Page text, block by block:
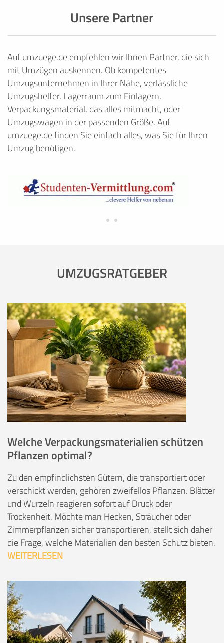
Unsere Partner
Auf umzuege.de empfehlen wir Ihnen Partner, die sich
mit Umzügen auskennen. Ob kompetentes
Umzugsunternehmen in Ihrer Nähe, verlässliche
Umzugshelfer, Lagerraum zum Einlagern,
Verpackungsmaterial, das alles mitmacht, oder
Umzugswagen in der passenden Größe. Auf
umzuege.de finden Sie einfach alles, was Sie für Ihren
Umzug benötigen.
UMZUGSRATGEBER
Welche Verpackungsmaterialien schützen
Pflanzen optimal?
Zu den empfindlichsten Gütern, die transportiert oder
verschickt werden, gehören zweifellos Pflanzen. Blätter
und Wurzeln reagieren sofort auf Druck oder
Trockenheit. Möchte man Hecken, Sträucher oder
Zimmerpflanzen sicher transportieren, stellt sich daher
die Frage, welche Materialien den besten Schutz bieten.
WEITERLESEN